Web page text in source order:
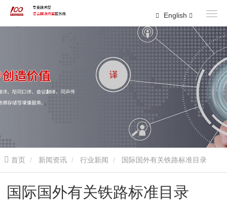
English
首页 新闻资讯 行业新闻 国际国外有关铁路标准目录
国际国外有关铁路标准目录